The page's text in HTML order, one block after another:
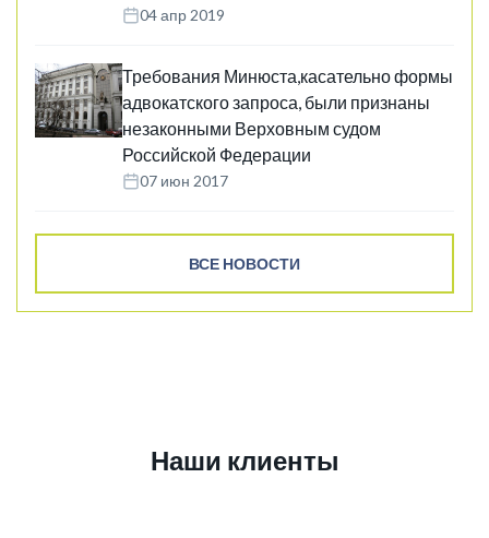
04 апр 2019
Требования Минюста,касательно формы
адвокатского запроса, были признаны
незаконными Верховным судом
Российской Федерации
07 июн 2017
ВСЕ НОВОСТИ
Наши клиенты